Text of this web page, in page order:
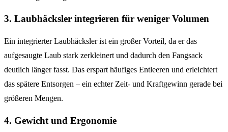
3. Laubhäcksler integrieren für weniger Volumen
Ein integrierter Laubhäcksler ist ein großer Vorteil, da er das
aufgesaugte Laub stark zerkleinert und dadurch den Fangsack
deutlich länger fasst. Das erspart häufiges Entleeren und erleichtert
das spätere Entsorgen – ein echter Zeit- und Kraftgewinn gerade bei
größeren Mengen.
4. Gewicht und Ergonomie